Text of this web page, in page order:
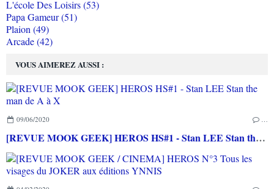
VOUS AIMEREZ AUSSI :
09/06/2020 …
[REVUE MOOK GEEK] HEROS HS#1 - Stan LEE Stan the man de A à X
L'école Des Loisirs (53)
Papa Gameur (51)
Plaion (49)
Arcade (42)